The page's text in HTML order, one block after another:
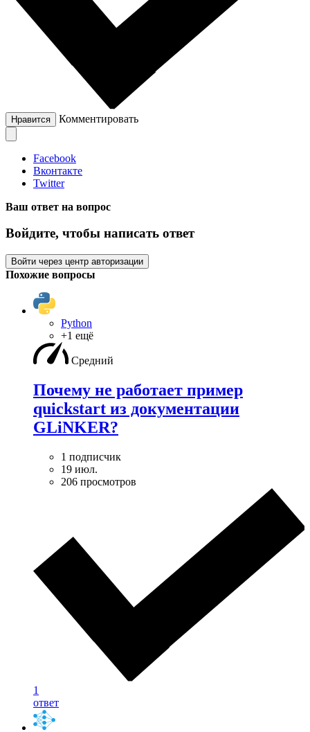
Нравится Комментировать
Facebook
Вконтакте
Twitter
Ваш ответ на вопрос
Войдите, чтобы написать ответ
Войти через центр авторизации
Похожие вопросы
Python
+1 ещё
Средний
Почему не работает пример
quickstart из документации
GLiNKER?
1 подписчик
19 июл.
206 просмотров
1
ответ